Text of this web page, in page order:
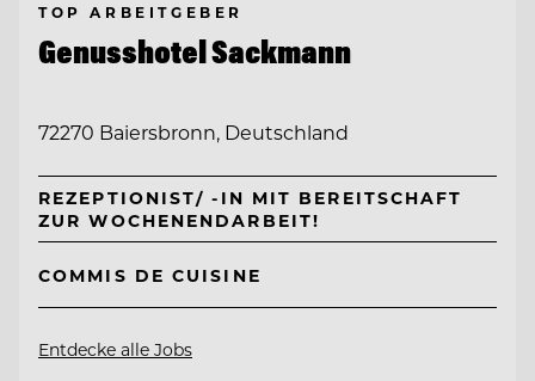
TOP ARBEITGEBER
Genusshotel Sackmann
72270 Baiersbronn, Deutschland
REZEPTIONIST/ -IN MIT BEREITSCHAFT
ZUR WOCHENENDARBEIT!
COMMIS DE CUISINE
Entdecke alle Jobs